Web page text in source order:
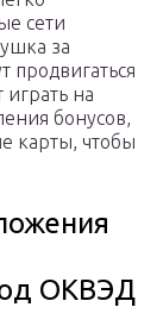
сети
за
продвигаться
на
бонусов,
карты, чтобы
ОКВЭД